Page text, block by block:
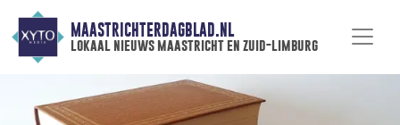
MAASTRICHTERDAGBLAD.NL
lokaal nieuws maastricht en zuid-limburg